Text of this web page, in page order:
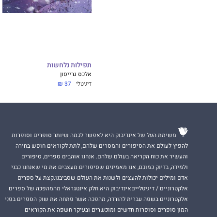
רוזי גרהאם
בדירה שלה
של לינה, החברה
שלינה כבר נתנה
רוזי עוקבת בסתר
אביר ספרדי
שמסיח את הדעת,
לוקאס מציע
תפילות נלחשות
אלכס גרייסון
דיגיטלי 37 ₪
משימת העל של אינדיבוק היא לאפשר לכמה שיותר סופרים וסופרות
להפיץ לעולם את הסיפורים והמסרים שלהם, לתת לקוראים חופש בחירה
והעשיר את כוח הקריאה בעולם שלהם. אנחנו אוהבים ספרים, סיפורים
ולמידה, בדיוק כמוכם, אנו מאמינים שסיפורים מעצבים את מי שאנחנו כבני
אדם ומילים יכולות להעצים ולשנות את העולם שסביבנו.קצת על ספרים
אלקטרוניים / דיגיטלייםאינדיבוק היא חלק אינטגראלי מהמהפכה של ספרים
אלקטרוניים בשפה עברית להורדה, מהפכה אשר פתחה את שוק הספרים בפני
המון סופרים וסופרות חדשים ומוכשרים ובעיקר חשפה את הקוראים